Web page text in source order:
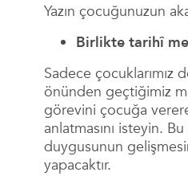
Yazın çocuğunuzun
Birlikte tarihî
Sadece çocuklarımız
önünden geçtiğimiz
görevini çocuğa
anlatmasını isteyin.
duygusunun
yapacaktır.